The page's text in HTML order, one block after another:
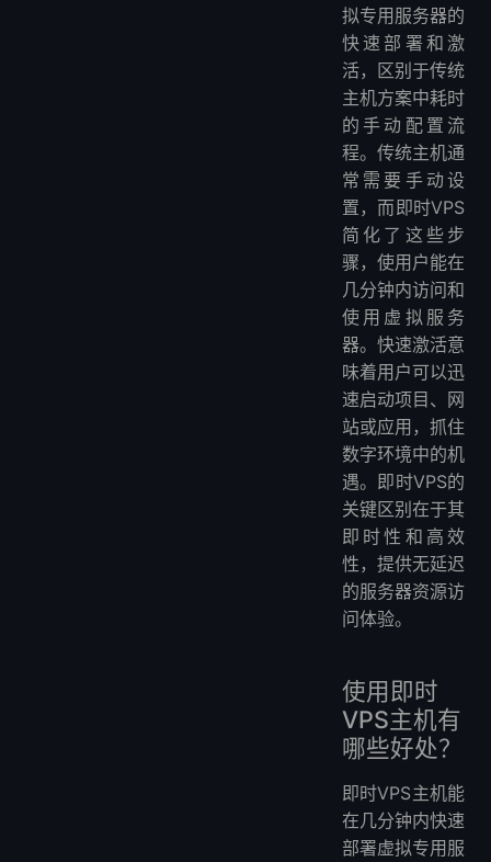
拟专用服务器的
快速部署和激
活，区别于传统
主机方案中耗时
的手动配置流
程。传统主机通
常需要手动设
置，而即时VPS
简化了这些步
骤，使用户能在
几分钟内访问和
使用虚拟服务
器。快速激活意
味着用户可以迅
速启动项目、网
站或应用，抓住
数字环境中的机
遇。即时VPS的
关键区别在于其
即时性和高效
性，提供无延迟
的服务器资源访
问体验。
使用即时
VPS主机有
哪些好处？
即时VPS主机能
在几分钟内快速
部署虚拟专用服